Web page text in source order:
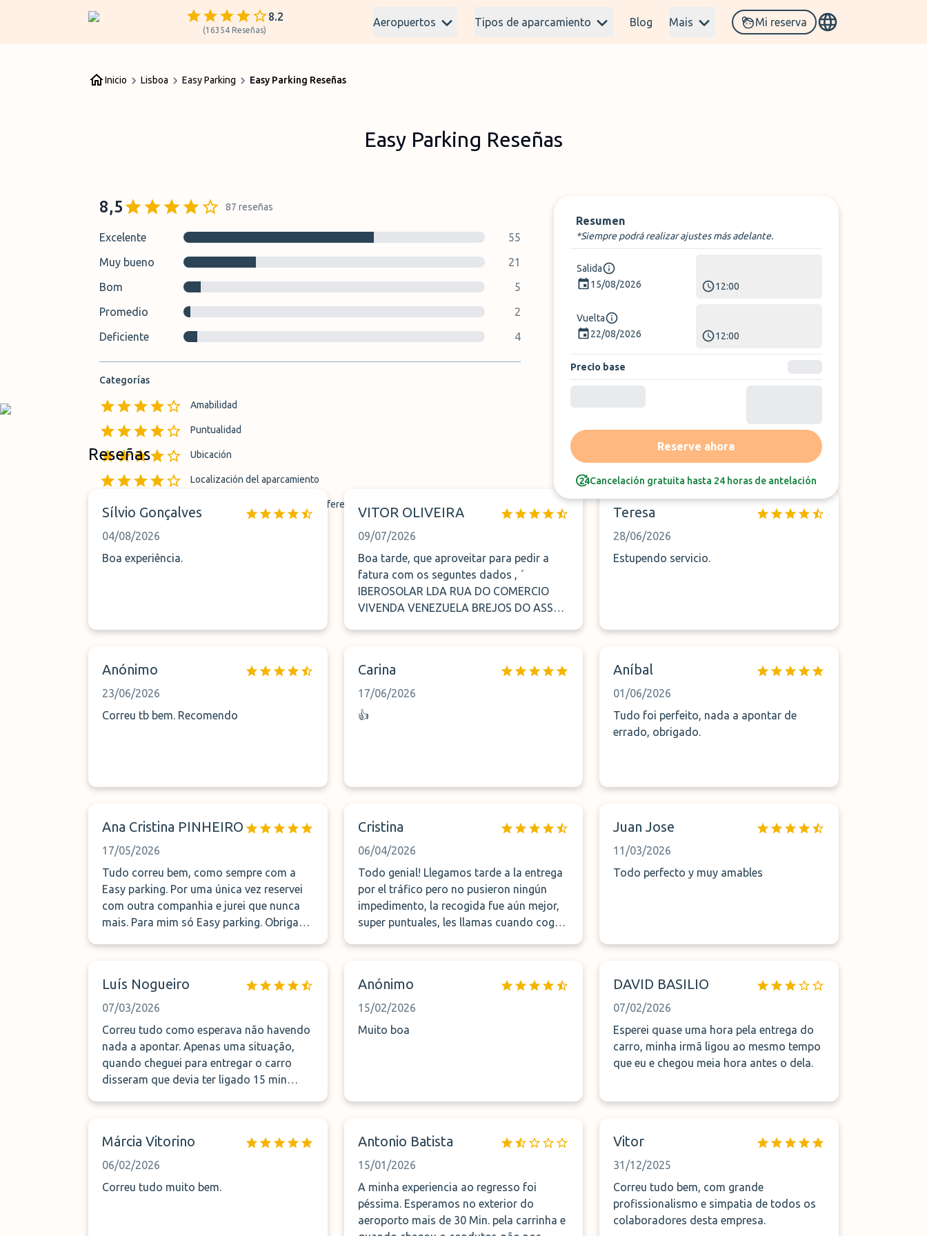
8.2
(16354 Reseñas)
Aeropuertos Tipos de aparcamiento Blog Mais Mi reserva
Inicio Lisboa Easy Parking Easy Parking Reseñas
Easy Parking Reseñas
8,5 87 reseñas
Excelente
55
Muy bueno
21
Bom
5
Promedio
2
Deficiente
4
Categorías
Amabilidad
Puntualidad
Ubicación
Localización del aparcamiento
Localización de la zona de transferencia
Resumen
*Siempre podrá realizar ajustes más adelante.
Salida
15/08/2026
12:00
Vuelta
22/08/2026
12:00
Precio base
Reserve ahora
Cancelación gratuita hasta 24 horas de antelación
Reseñas Última reseña
Sílvio Gonçalves
04/08/2026
Boa experiência.
VITOR OLIVEIRA
09/07/2026
Boa tarde, que aproveitar para pedir a
fatura com os seguntes dados , ´
IBEROSOLAR LDA RUA DO COMERCIO
VIVENDA VENEZUELA BREJOS DO ASSA
Teresa
28/06/2026
Estupendo servicio.
Anónimo
23/06/2026
Correu tb bem. Recomendo
Carina
17/06/2026
👍
Aníbal
01/06/2026
Tudo foi perfeito, nada a apontar de
errado, obrigado.
Ana Cristina PINHEIRO
17/05/2026
Tudo correu bem, como sempre com a
Easy parking. Por uma única vez reservei
com outra companhia e jurei que nunca
mais. Para mim só Easy parking. Obrigada
Cristina
06/04/2026
Todo genial! Llegamos tarde a la entrega
por el tráfico pero no pusieron ningún
impedimento, la recogida fue aún mejor,
super puntuales, les llamas cuando coges
del concesionario ;)
Juan Jose
11/03/2026
Todo perfecto y muy amables
Luís Nogueiro
07/03/2026
Correu tudo como esperava não havendo
nada a apontar. Apenas uma situação,
quando cheguei para entregar o carro
disseram que devia ter ligado 15 min
Anónimo
15/02/2026
Muito boa
DAVID BASILIO
07/02/2026
Esperei quase uma hora pela entrega do
carro, minha irmã ligou ao mesmo tempo
que eu e chegou meia hora antes o dela.
Márcia Vitorino
06/02/2026
Correu tudo muito bem.
Antonio Batista
15/01/2026
A minha experiencia ao regresso foi
péssima. Esperamos no exterior do
aeroporto mais de 30 Min. pela carrinha e
Vitor
31/12/2025
Correu tudo bem, com grande
profissionalismo e simpatia de todos os
colaboradores desta empresa.